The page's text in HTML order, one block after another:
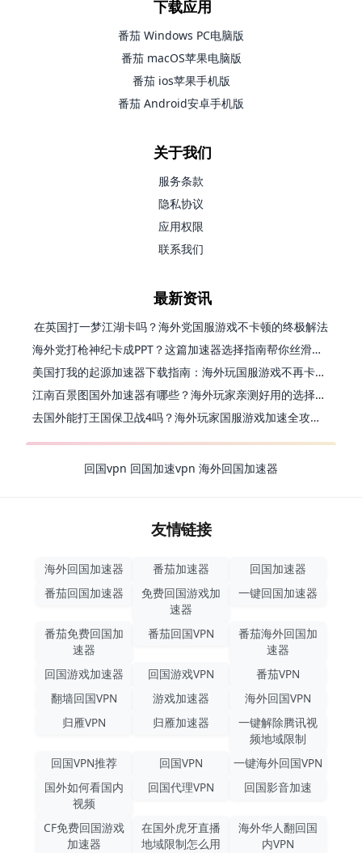
下载应用
番茄 Windows PC电脑版
番茄 macOS苹果电脑版
番茄 ios苹果手机版
番茄 Android安卓手机版
关于我们
服务条款
隐私协议
应用权限
联系我们
最新资讯
在英国打一梦江湖卡吗？海外党国服游戏不卡顿的终极解法
海外党打枪神纪卡成PPT？这篇加速器选择指南帮你丝滑上分
美国打我的起源加速器下载指南：海外玩国服游戏不再卡的终极方案
江南百景图国外加速器有哪些？海外玩家亲测好用的选择与避坑指南
去国外能打王国保卫战4吗？海外玩家国服游戏加速全攻略（附公主连结幻想江湖实测）
回国vpn 回国加速vpn 海外回国加速器
友情链接
海外回国加速器 番茄加速器
回国加速器
番茄回国加速器
免费回国游戏加
速器
一键回国加速器
番茄免费回国加
速器
番茄回国VPN
番茄海外回国加
速器
回国游戏加速器
回国游戏VPN
番茄VPN
翻墙回国VPN
游戏加速器
海外回国VPN
归雁VPN
归雁加速器
一键解除腾讯视
频地域限制
回国VPN推荐
回国VPN
一键海外回国VPN
国外如何看国内
视频
回国代理VPN 回国影音加速
CF免费回国游戏
加速器
在国外虎牙直播
地域限制怎么用
海外华人翻回国
内VPN